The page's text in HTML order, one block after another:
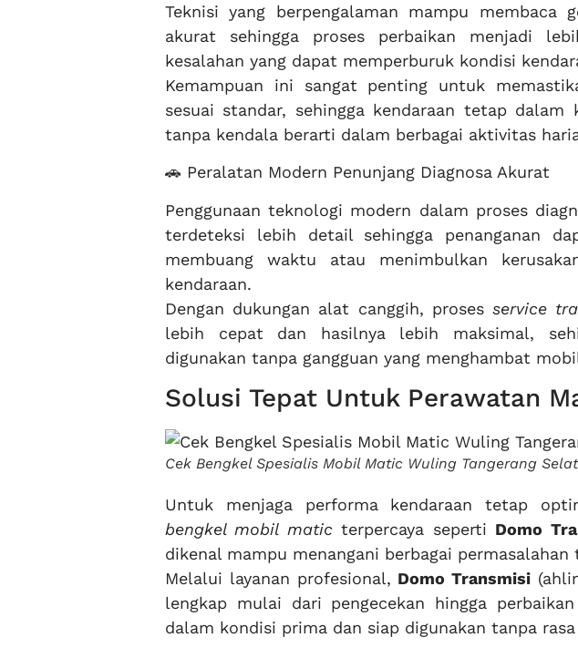
Teknisi yang berpengalaman mampu membaca
akurat sehingga proses perbaikan menjadi
kesalahan yang dapat memperburuk kondisi
Kemampuan ini sangat penting untuk
sesuai standar, sehingga kendaraan tetap
tanpa kendala berarti dalam berbagai aktivitas
🚗 Peralatan Modern Penunjang Diagnosa Akurat
Penggunaan teknologi modern dalam proses
terdeteksi lebih detail sehingga penanganan
membuang waktu atau menimbulkan
kendaraan.
Dengan dukungan alat canggih, prosesservice
lebih cepat dan hasilnya lebih maksimal,
digunakan tanpa gangguan yang menghambat
Solusi Tepat Untuk Perawatan
Cek Bengkel Spesialis Mobil Matic Wuling Tangerang
Untuk menjaga performa kendaraan tetap
bengkel mobil maticterpercaya seperti Domo
dikenal mampu menangani berbagai
Melalui layanan profesional, Domo Transmisi
lengkap mulai dari pengecekan hingga
dalam kondisi prima dan siap digunakan tanpa